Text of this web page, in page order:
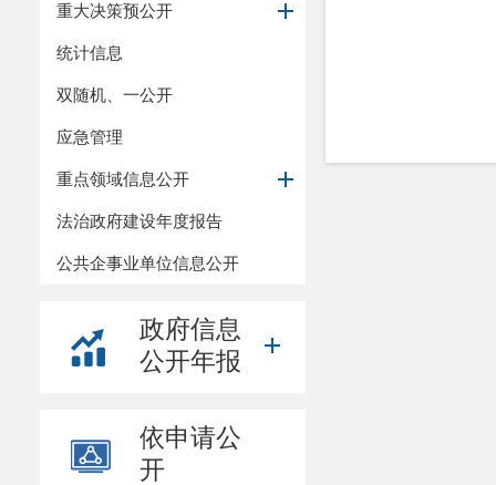
重大决策预公开
统计信息
双随机、一公开
应急管理
重点领域信息公开
法治政府建设年度报告
公共企事业单位信息公开
政府信息
公开年报
依申请公
开